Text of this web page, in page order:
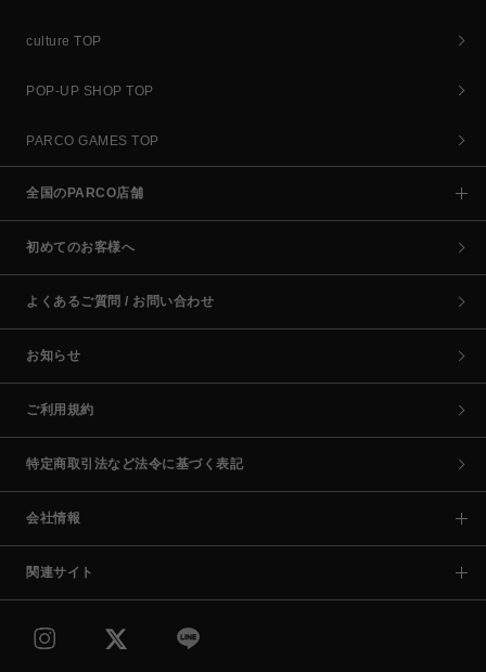
culture TOP
POP-UP SHOP TOP
PARCO GAMES TOP
全国のPARCO店舗
初めてのお客様へ
よくあるご質問 / お問い合わせ
お知らせ
ご利用規約
特定商取引法など法令に基づく表記
会社情報
関連サイト